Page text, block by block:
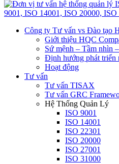
Công ty Tư vấn vs Đào tạo
Giới thiệu HQC
Sứ mệnh – Tầm nhìn
Định hướng phát triển
Hoạt động
Tư vấn
Tư vấn TISAX
Tư vấn GRC
Hệ Thống Quản Lý
ISO 9001
ISO 14001
ISO 22301
ISO 20000
ISO 27001
ISO 31000